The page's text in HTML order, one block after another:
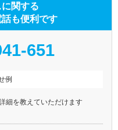
関する
も便利です
651
例
細を教えていただけます